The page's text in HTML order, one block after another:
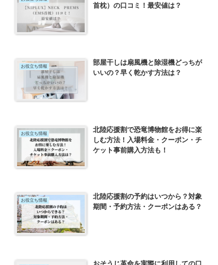
首枕）の口コミ！最安値は？
お役立ち情報
部屋干しは扇風機と除湿機どっちが
いいの？早く乾かす方法は？
お役立ち情報
北陸応援割で恐竜博物館をお得に楽
しむ方法！入場料金・クーポン・チ
ケット事前購入方法も！
お役立ち情報
北陸応援割の予約はいつから？対象
期間・予約方法・クーポンはある？